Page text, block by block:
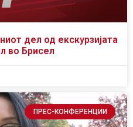
дел од екскурзијата
во Брисел
ПРЕС-КОНФЕРЕНЦИИ